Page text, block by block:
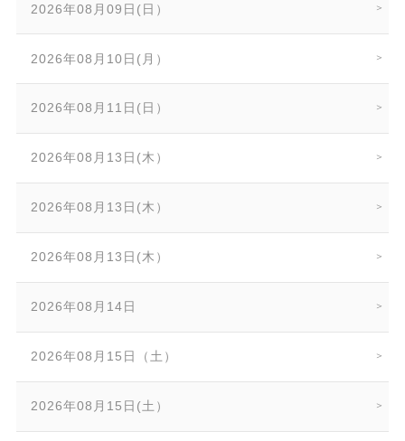
2026年08月09日(日）
2026年08月10日(月）
2026年08月11日(日）
2026年08月13日(木）
2026年08月13日(木）
2026年08月13日(木）
2026年08月14日
2026年08月15日（土）
2026年08月15日(土）